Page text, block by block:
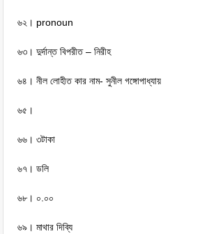
৬২। pronoun
৬৩। দুর্দান্ত বিপরীত – নিরীহ
৬৪। নীল লোহীত কার নাম- সুনীল গঙ্গোপাধ্যায়
৬৫।
৬৬। ৩টাকা
৬৭। ডলি
৬৮। ০.০০
৬৯। মাথার দিব্যি